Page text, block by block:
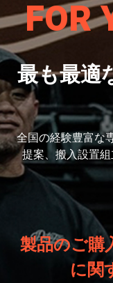
FOR
最も最適
全国の経験豊富な
提案、搬入設置
製品のご購
に関